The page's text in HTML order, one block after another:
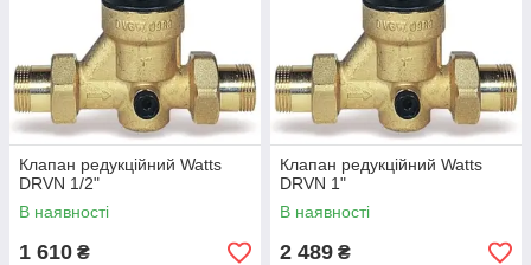
Клапан редукційний Watts
DRVN 1/2"
В наявності
1 610 ₴
Клапан редукційний Watts
DRVN 1"
В наявності
2 489 ₴